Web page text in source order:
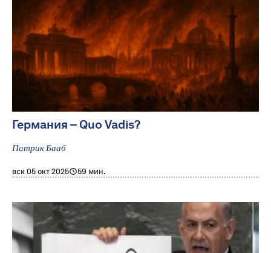
Германия – Quo Vadis?
Патрик Бааб
вск 05 окт 2025 59 мин.